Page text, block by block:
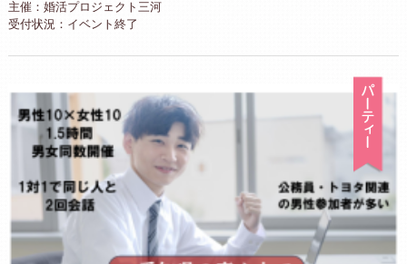
主催：婚活プロジェクト三河
受付状況：イベント終了